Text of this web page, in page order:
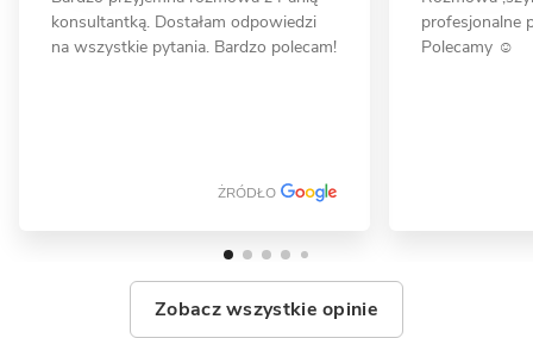
Koczargi Stare - dom piętrowy z
garażem
konsultantką. Dostałam odpowiedzi
na wszystkie pytania. Bardzo polecam!
ŻRÓDŁO
profesjonalne
Polecamy ☺️
Zobacz wszystkie opinie